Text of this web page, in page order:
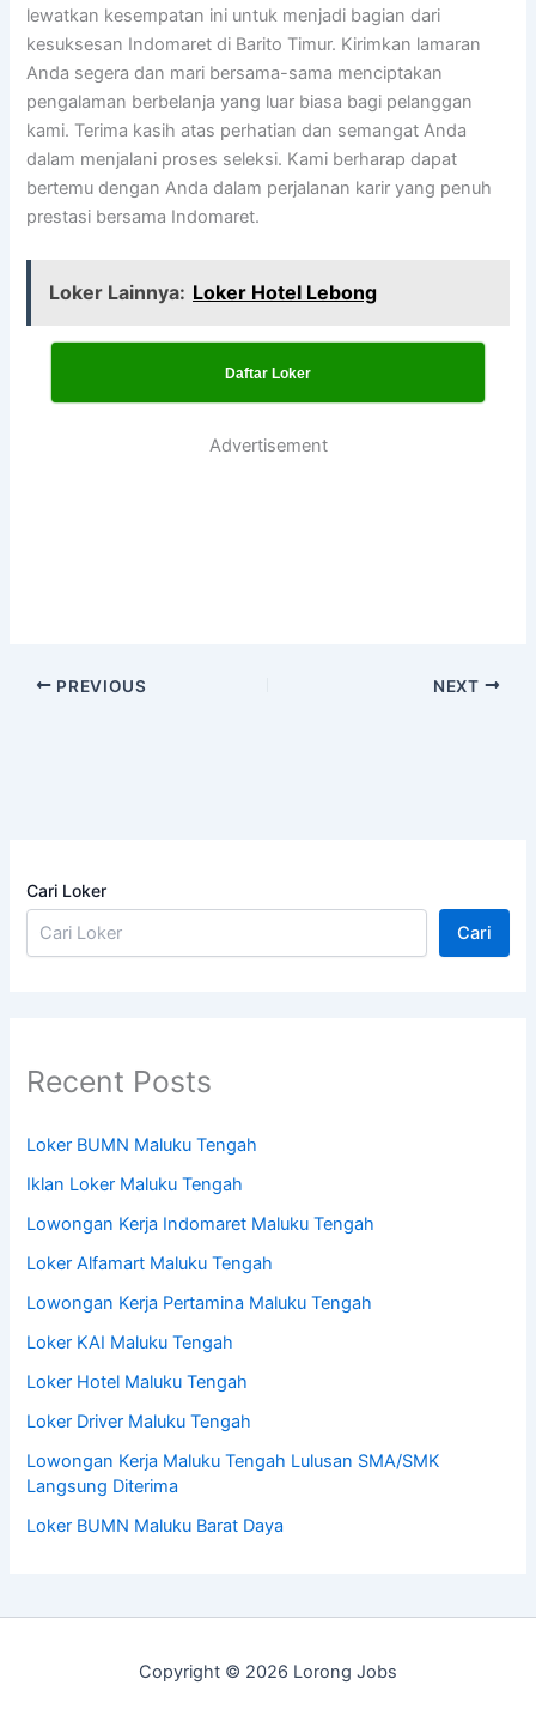
lewatkan kesempatan ini untuk menjadi bagian dari
kesuksesan Indomaret di Barito Timur. Kirimkan lamaran
Anda segera dan mari bersama-sama menciptakan
pengalaman berbelanja yang luar biasa bagi pelanggan
kami. Terima kasih atas perhatian dan semangat Anda
dalam menjalani proses seleksi. Kami berharap dapat
bertemu dengan Anda dalam perjalanan karir yang penuh
prestasi bersama Indomaret.
Loker Lainnya: Loker Hotel Lebong
Daftar Loker
Advertisement
PREVIOUS NEXT
Cari Loker
Cari
Recent Posts
Loker BUMN Maluku Tengah
Iklan Loker Maluku Tengah
Lowongan Kerja Indomaret Maluku Tengah
Loker Alfamart Maluku Tengah
Lowongan Kerja Pertamina Maluku Tengah
Loker KAI Maluku Tengah
Loker Hotel Maluku Tengah
Loker Driver Maluku Tengah
Lowongan Kerja Maluku Tengah Lulusan SMA/SMK
Langsung Diterima
Loker BUMN Maluku Barat Daya
Copyright © 2026 Lorong Jobs